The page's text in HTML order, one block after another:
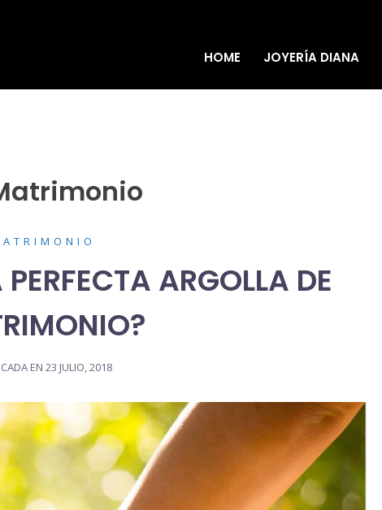
HOME JOYERÍA DIANA
ARGOLLA DE
EN23 JULIO, 2018